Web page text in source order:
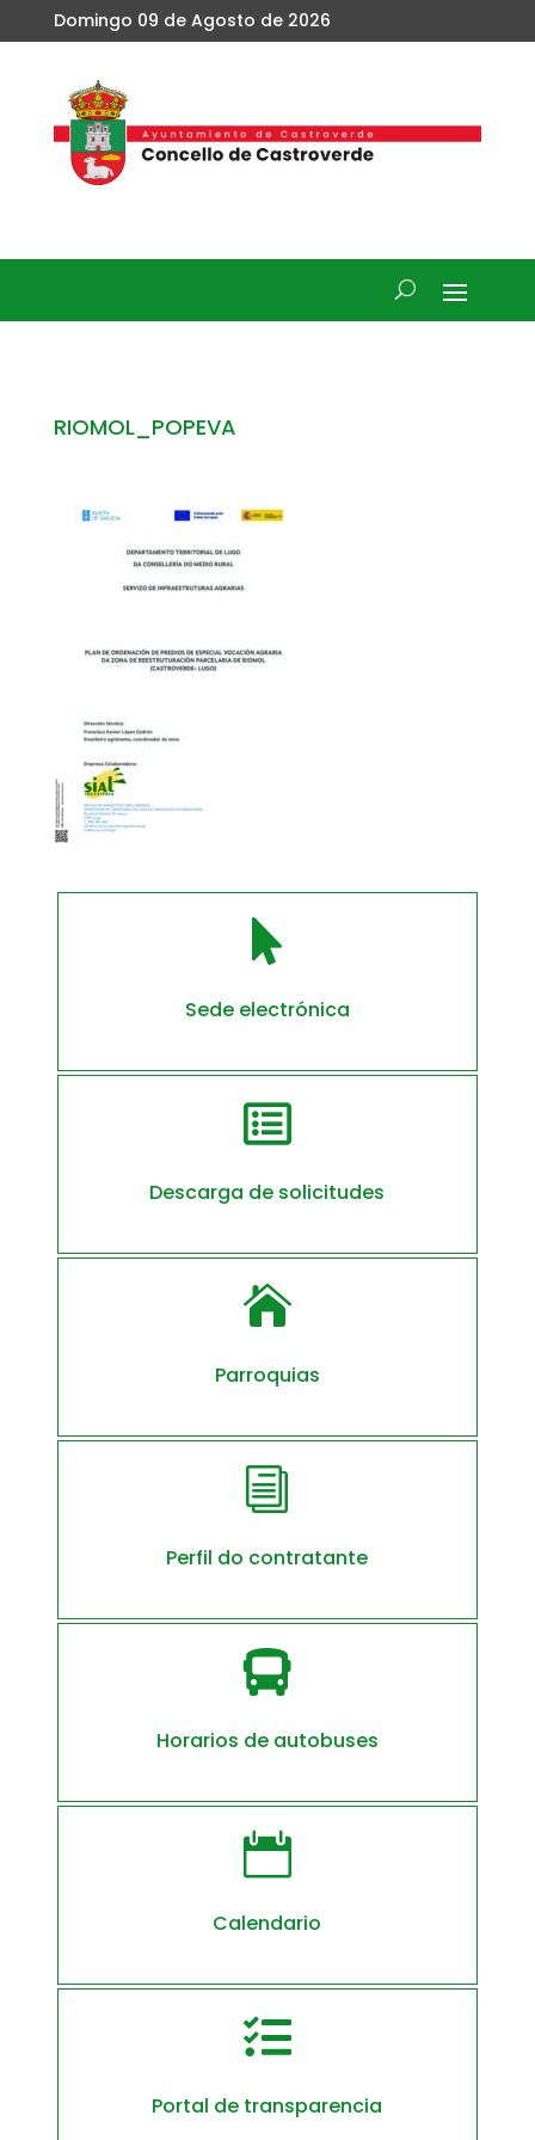
Domingo 09 de Agosto de 2026
RIOMOL_POPEVA

Sede electrónica

Descarga de solicitudes

Parroquias
i
Perfil do contratante

Horarios de autobuses

Calendario

Portal de transparencia